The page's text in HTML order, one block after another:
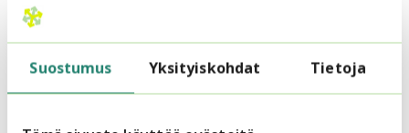
Suostumus Yksityiskohdat Tietoja
3. Kokeile uusia tapoja järjestön
omaan päätöksentekoon